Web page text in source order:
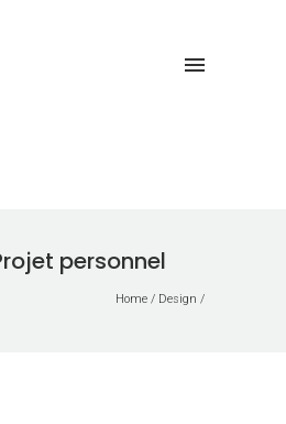
personnel
Home / Design /